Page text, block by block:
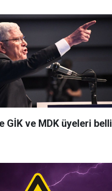
GİK ve MDK üyeleri belli